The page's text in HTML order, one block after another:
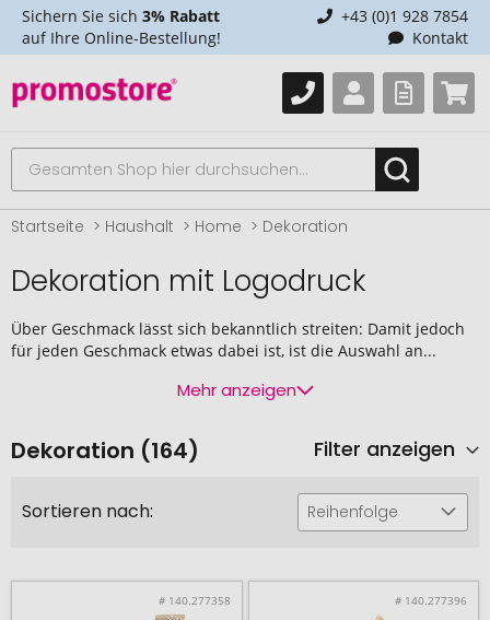
Sichern Sie sich 3% Rabatt
auf Ihre Online-Bestellung!
+43 (0)1 928 7854
Kontakt
Startseite Haushalt Home Dekoration
Dekoration mit Logodruck
Über Geschmack lässt sich bekanntlich streiten: Damit jedoch
für jeden Geschmack etwas dabei ist, ist die Auswahl an...
Mehr anzeigen
Dekoration (164) Filter anzeigen
Sortieren nach: Reihenfolge
# 140.277358 # 140.277396